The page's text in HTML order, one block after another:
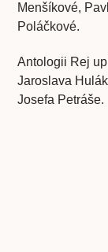
Menšíkové,
Poláčkové.
Antologii Rej
Jaroslava
Josefa Petráše.